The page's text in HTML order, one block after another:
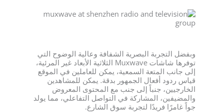
وبفضل التجربة البصرية الشفافة وعالية الوضوح التي
توفرها شاشات Muxwave الثلاثية الأبعاد غير المرئية،
إلى جانب المتعة السمعية، يمكن للعاملين في الموقع
قياس ردود أفعال الجمهور بدقة. يمكن للمشاهدين
الخارجيين، جنباً إلى جنب مع المحتوى المعروض
والمضيفين، المشاركة في التواصل التفاعلي، مما يولد
جواً غامرًا فريدًا لتجربة سوق الشارع.